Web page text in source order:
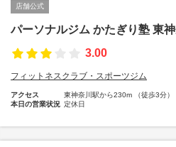
店舗公式
パーソナルジム かたぎり塾 東
3.00
フィットネスクラブ・スポーツジム
アクセス
東神奈川駅から230m （徒歩3分）
本日の営業状況 定休日